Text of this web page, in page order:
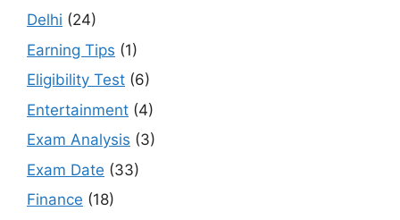
Delhi (24)
Earning Tips (1)
Eligibility Test (6)
Entertainment (4)
Exam Analysis (3)
Exam Date (33)
Finance (18)